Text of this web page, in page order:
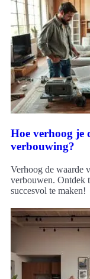
Hoe verhoog je
verbouwing?
Verhoog de waarde
verbouwen. Ontdek
succesvol te maken!